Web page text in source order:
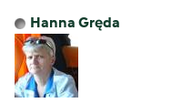
Hanna Gręda